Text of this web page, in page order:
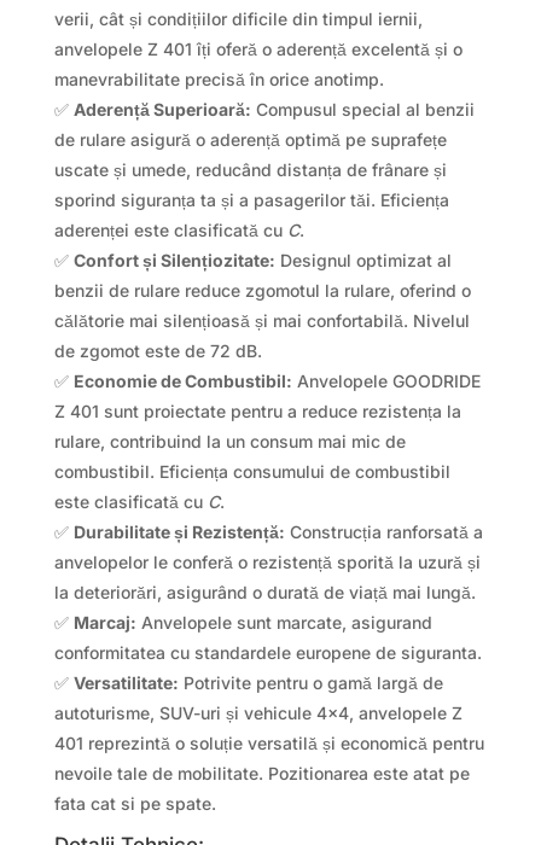
verii, cât și condițiilor dificile din timpul iernii,
anvelopele Z 401 îți oferă o aderență excelentă și o
manevrabilitate precisă în orice anotimp.
✅ Aderență Superioară: Compusul special al benzii
de rulare asigură o aderență optimă pe suprafețe
uscate și umede, reducând distanța de frânare și
sporind siguranța ta și a pasagerilor tăi. Eficiența
aderenței este clasificată cu C.
✅ Confort și Silențiozitate: Designul optimizat al
benzii de rulare reduce zgomotul la rulare, oferind o
călătorie mai silențioasă și mai confortabilă. Nivelul
de zgomot este de 72 dB.
✅ Economie de Combustibil: Anvelopele GOODRIDE
Z 401 sunt proiectate pentru a reduce rezistența la
rulare, contribuind la un consum mai mic de
combustibil. Eficiența consumului de combustibil
este clasificată cu C.
✅ Durabilitate și Rezistență: Construcția ranforsată a
anvelopelor le conferă o rezistență sporită la uzură și
la deteriorări, asigurând o durată de viață mai lungă.
✅ Marcaj: Anvelopele sunt marcate, asigurand
conformitatea cu standardele europene de siguranta.
✅ Versatilitate: Potrivite pentru o gamă largă de
autoturisme, SUV-uri și vehicule 4×4, anvelopele Z
401 reprezintă o soluție versatilă și economică pentru
nevoile tale de mobilitate. Pozitionarea este atat pe
fata cat si pe spate.